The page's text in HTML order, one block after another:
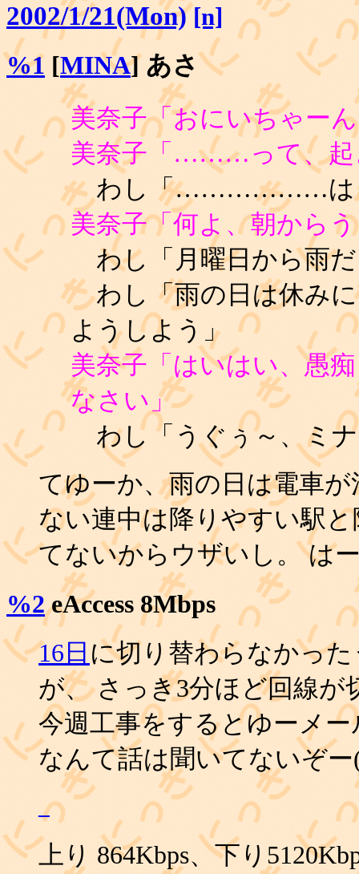
2002/1/21(Mon) [n]
%1 [MINA] あさ
美奈子「おにいちゃー
美奈子「………って、起
わし「………………は
美奈子「何よ、朝から
わし「月曜日から雨
わし「雨の日は休みに
ようしよう」
美奈子「はいはい、愚
なさい」
わし「うぐぅ～、ミ
てゆーか、雨の日は電車
ない連中は降りやすい駅
てないからウザいし。 は
%2eAccess 8Mbps
16日 に切り替わらなかっ
が、 さっき3分ほど回線
今週工事をするとゆーメ
なんて話は聞いてないぞ
_
上り 864Kbps、下り